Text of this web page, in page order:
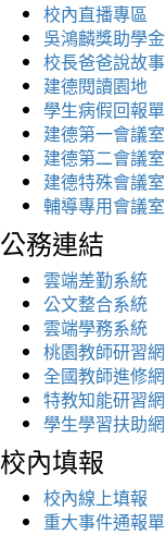
校內直播專區
吳鴻麟獎助學金
校長爸爸說故事
建德閱讀園地
學生病假回報單
建德第一會議室
建德第二會議室
建德特殊會議室
輔導專用會議室
公務連結
雲端差勤系統
公文整合系統
雲端學務系統
桃園教師研習網
全國教師進修網
特教知能研習網
學生學習扶助網
校內填報
校內線上填報
重大事件通報單